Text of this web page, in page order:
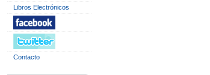
Libros Electrónicos
Contacto